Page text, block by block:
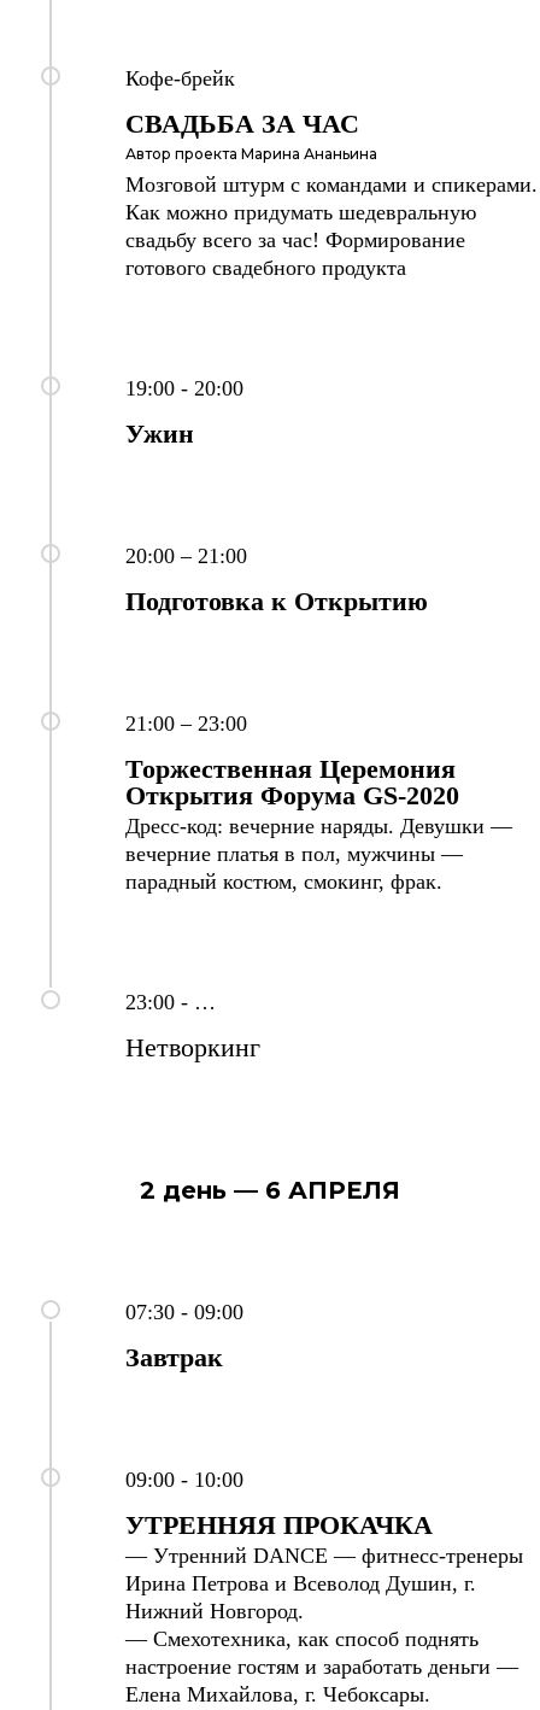
Кофе-брейк
СВАДЬБА ЗА ЧАС
Автор проекта Марина Ананьина
Мозговой штурм с командами и спикерами.
Как можно придумать шедевральную
свадьбу всего за час! Формирование
готового свадебного продукта
19:00 - 20:00
Ужин
20:00 – 21:00
Подготовка к Открытию
21:00 – 23:00
Торжественная Церемония
Открытия Форума GS-2020
Дресс-код: вечерние наряды. Девушки —
вечерние платья в пол, мужчины —
парадный костюм, смокинг, фрак.
23:00 - …
Нетворкинг
2 день — 6 АПРЕЛЯ
07:30 - 09:00
Завтрак
09:00 - 10:00
УТРЕННЯЯ ПРОКАЧКА
— Утренний DANCE — фитнесс-тренеры
Ирина Петрова и Всеволод Душин, г.
Нижний Новгород.
— Смехотехника, как способ поднять
настроение гостям и заработать деньги —
Елена Михайлова, г. Чебоксары.